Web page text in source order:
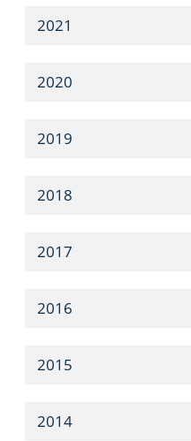
2021
2020
2019
2018
2017
2016
2015
2014